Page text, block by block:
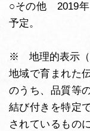
○その他 2019年
予定。
※ 地理的表示（
地域で育まれた
のうち、品質等
結び付きを特定
されているもの